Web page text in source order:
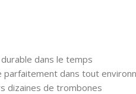
dans le temps
parfaitement dans tout
dizaines de trombones